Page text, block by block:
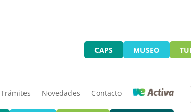
CAPS MUSEO
Trámites Novedades Contacto